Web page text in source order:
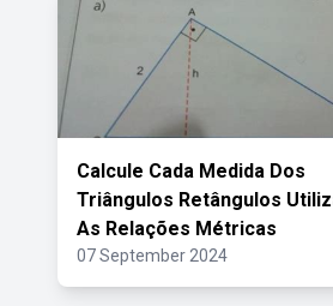
Calcule Cada Medida Dos
Triângulos Retângulos
As Relações Métricas
07 September 2024